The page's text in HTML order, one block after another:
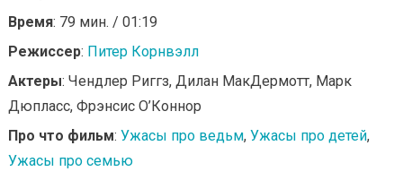
Время: 79 мин. / 01:19
Режиссер: Питер Корнвэлл
Актеры: Чендлер Риггз, Дилан МакДермотт, Марк
Дюпласс, Фрэнсис О’Коннор
Про что фильм: Ужасы про ведьм, Ужасы про детей,
Ужасы про семью